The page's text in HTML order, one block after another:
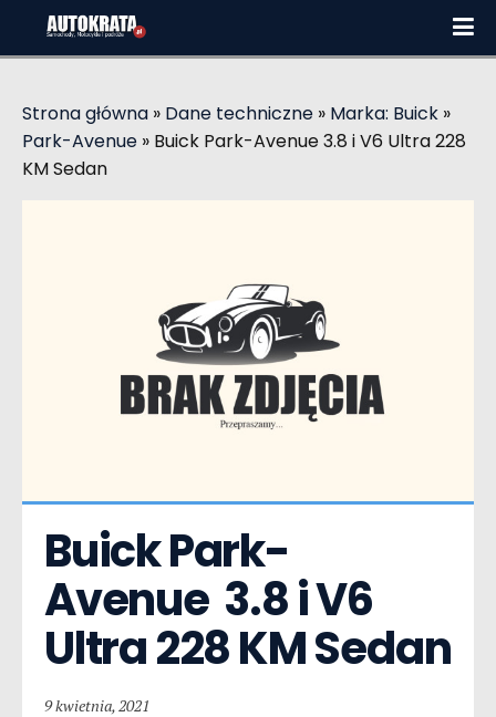
Strona główna » Dane techniczne » Marka: Buick »
Park-Avenue » Buick Park-Avenue 3.8 i V6 Ultra 228
KM Sedan
Buick Park-
Avenue  3.8 i V6
Ultra 228 KM Sedan
9 kwietnia, 2021